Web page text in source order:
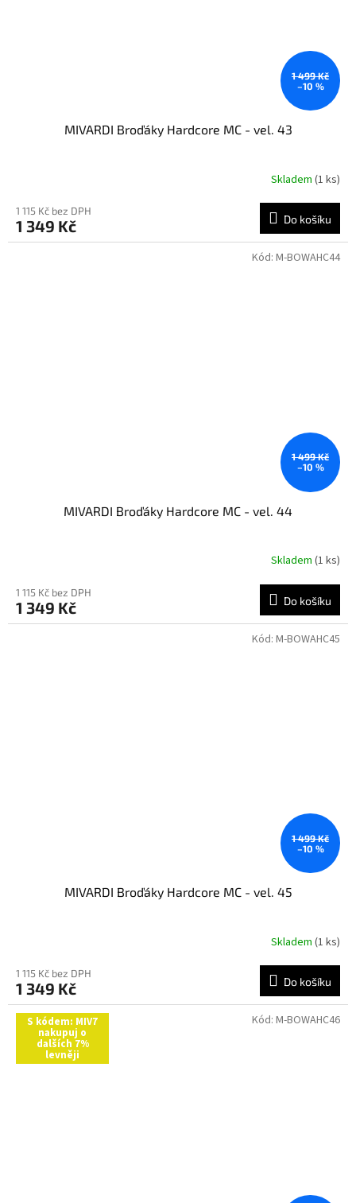
1 499 Kč
–10 %
MIVARDI Broďáky Hardcore MC - vel. 43
Skladem (1 ks)
1 115 Kč bez DPH
1 349 Kč Do košíku
1 499 Kč
–10 %
MIVARDI Broďáky Hardcore MC - vel. 44
Skladem (1 ks)
1 115 Kč bez DPH
1 349 Kč Do košíku
Kód: M-BOWAHC44
1 499 Kč
–10 %
MIVARDI Broďáky Hardcore MC - vel. 45
Skladem (1 ks)
1 115 Kč bez DPH
1 349 Kč Do košíku
Kód: M-BOWAHC45
S kódem: MIV7
nakupuj o
dalších 7%
levněji
Kód: M-BOWAHC46